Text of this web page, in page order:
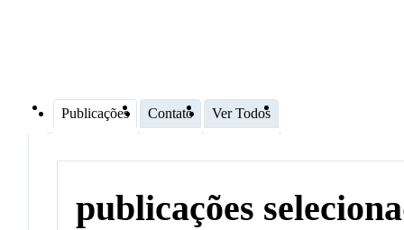
Publicações Contato Ver Todos
publicações